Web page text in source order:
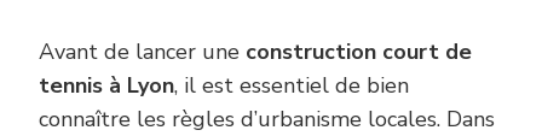
Avant de lancer une construction court de
tennis à Lyon, il est essentiel de bien
connaître les règles d’urbanisme locales. Dans